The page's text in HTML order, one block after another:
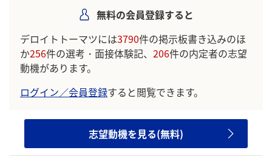
無料の会員登録すると
デロイトトーマツには3790件の掲示板書き込みのほ
か256件の選考・面接体験記、 206件の内定者の志望
動機があります。
ログイン／会員登録すると閲覧できます。
志望動機を見る(無料)